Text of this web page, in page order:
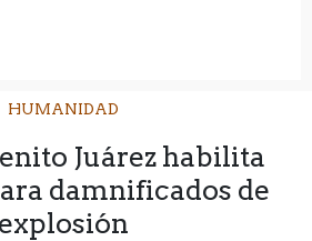
HUMANIDAD
Juárez habilita
damnificados de
explosión